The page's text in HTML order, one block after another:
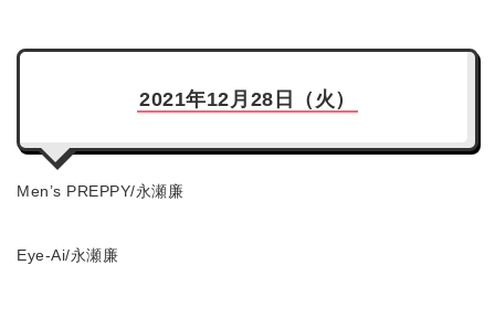
2021年12月28日（火）
Men’s PREPPY/永瀬廉
Eye-Ai/永瀬廉